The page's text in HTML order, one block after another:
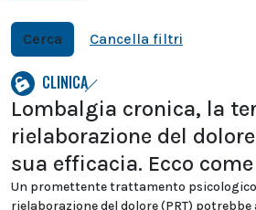
Cerca Cancella filtri
CLINICA
Lombalgia cronica, la
rielaborazione del
sua efficacia. Ecco
Un promettente trattamento
rielaborazione del dolore (PRT)